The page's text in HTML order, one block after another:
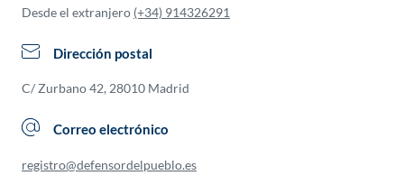
Desde el extranjero (+34) 914326291
Dirección postal
C/ Zurbano 42, 28010 Madrid
Correo electrónico
registro@defensordelpueblo.es